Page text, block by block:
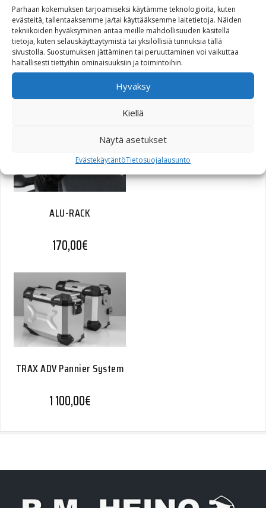
Parhaan kokemuksen tarjoamiseksi käytämme teknologioita, kuten
evästeitä, tallentaaksemme ja/tai käyttääksemme laitetietoja. Näiden
tekniikoiden hyväksyminen antaa meille mahdollisuuden käsitellä
tietoja, kuten selauskäyttäytymistä tai yksilöllisiä tunnuksia tällä
sivustolla. Suostumuksen jättäminen tai peruuttaminen voi vaikuttaa
haitallisesti tiettyihin ominaisuuksiin ja toimintoihin.
Hyväksy
Kiellä
Näytä asetukset
EvästekäytäntöTietosuojalausunto
QUICK-LOCK GPS Mount
ALU-RACK
170,00€
TRAX ADV Pannier System
1 100,00€